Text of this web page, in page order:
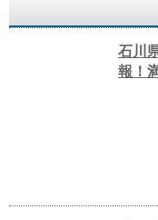
石川
報！